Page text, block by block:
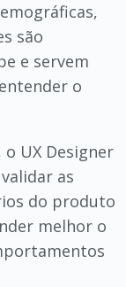
são
e servem
o
UX Designer
as
do produto
melhor o